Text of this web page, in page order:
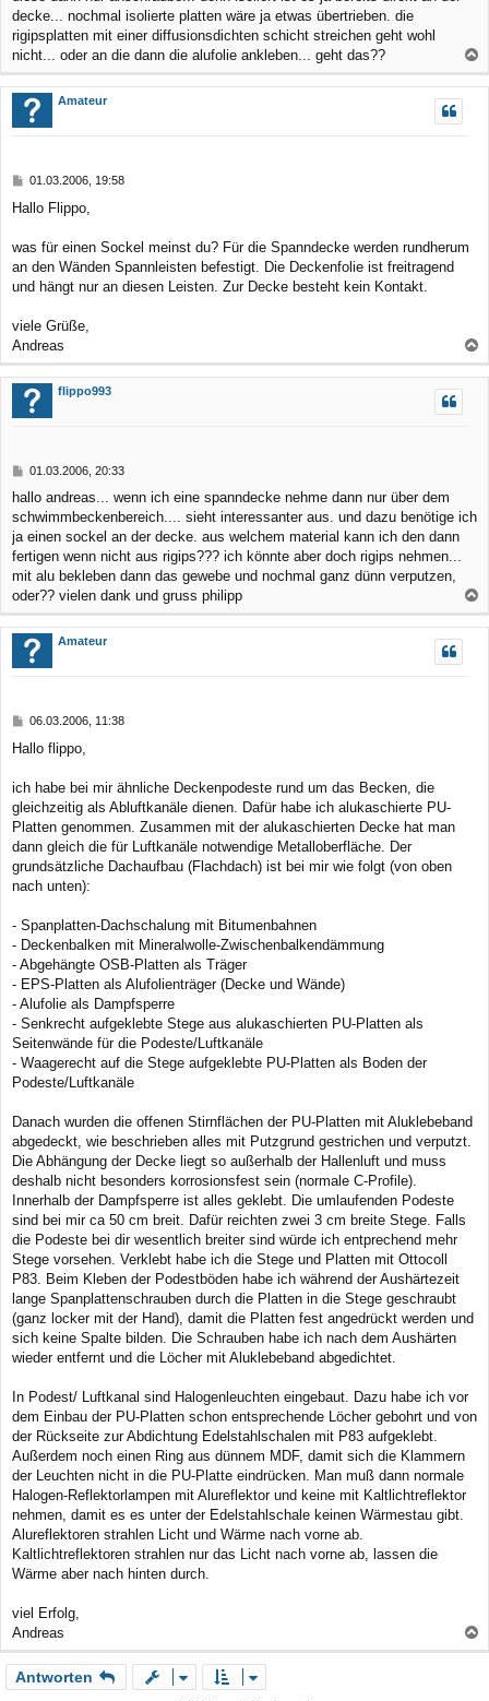
decke... nochmal isolierte platten wäre ja etwas übertrieben. die
rigipsplatten mit einer diffusionsdichten schicht streichen geht wohl
nicht... oder an die dann die alufolie ankleben... geht das??
a
Amateur
B
i
r
a
01.03.2006, 19:58
Hallo Flippo,
was für einen Sockel meinst du? Für die Spanndecke werden rundherum
an den Wänden Spannleisten befestigt. Die Deckenfolie ist freitragend
und hängt nur an diesen Leisten. Zur Decke besteht kein Kontakt.
viele Grüße,
Andreas
a
flippo993
B
i
t
r
a
g
01.03.2006, 20:33
hallo andreas... wenn ich eine spanndecke nehme dann nur über dem
schwimmbeckenbereich.... sieht interessanter aus. und dazu benötige ich
ja einen sockel an der decke. aus welchem material kann ich den dann
fertigen wenn nicht aus rigips??? ich könnte aber doch rigips nehmen...
mit alu bekleben dann das gewebe und nochmal ganz dünn verputzen,
oder?? vielen dank und gruss philipp
a
Amateur
B
i
r
a
06.03.2006, 11:38
Hallo flippo,
ich habe bei mir ähnliche Deckenpodeste rund um das Becken, die
gleichzeitig als Abluftkanäle dienen. Dafür habe ich alukaschierte PU-
Platten genommen. Zusammen mit der alukaschierten Decke hat man
dann gleich die für Luftkanäle notwendige Metalloberfläche. Der
grundsätzliche Dachaufbau (Flachdach) ist bei mir wie folgt (von oben
nach unten):
- Spanplatten-Dachschalung mit Bitumenbahnen
- Deckenbalken mit Mineralwolle-Zwischenbalkendämmung
- Abgehängte OSB-Platten als Träger
- EPS-Platten als Alufolienträger (Decke und Wände)
- Alufolie als Dampfsperre
- Senkrecht aufgeklebte Stege aus alukaschierten PU-Platten als
Seitenwände für die Podeste/Luftkanäle
- Waagerecht auf die Stege aufgeklebte PU-Platten als Boden der
Podeste/Luftkanäle
Danach wurden die offenen Stirnflächen der PU-Platten mit Aluklebeband
abgedeckt, wie beschrieben alles mit Putzgrund gestrichen und verputzt.
Die Abhängung der Decke liegt so außerhalb der Hallenluft und muss
deshalb nicht besonders korrosionsfest sein (normale C-Profile).
Innerhalb der Dampfsperre ist alles geklebt. Die umlaufenden Podeste
sind bei mir ca 50 cm breit. Dafür reichten zwei 3 cm breite Stege. Falls
die Podeste bei dir wesentlich breiter sind würde ich entprechend mehr
Stege vorsehen. Verklebt habe ich die Stege und Platten mit Ottocoll
P83. Beim Kleben der Podestböden habe ich während der Aushärtezeit
lange Spanplattenschrauben durch die Platten in die Stege geschraubt
(ganz locker mit der Hand), damit die Platten fest angedrückt werden und
sich keine Spalte bilden. Die Schrauben habe ich nach dem Aushärten
wieder entfernt und die Löcher mit Aluklebeband abgedichtet.
In Podest/ Luftkanal sind Halogenleuchten eingebaut. Dazu habe ich vor
dem Einbau der PU-Platten schon entsprechende Löcher gebohrt und von
der Rückseite zur Abdichtung Edelstahlschalen mit P83 aufgeklebt.
Außerdem noch einen Ring aus dünnem MDF, damit sich die Klammern
der Leuchten nicht in die PU-Platte eindrücken. Man muß dann normale
Halogen-Reflektorlampen mit Alureflektor und keine mit Kaltlichtreflektor
nehmen, damit es es unter der Edelstahlschale keinen Wärmestau gibt.
Alureflektoren strahlen Licht und Wärme nach vorne ab.
Kaltlichtreflektoren strahlen nur das Licht nach vorne ab, lassen die
Wärme aber nach hinten durch.
viel Erfolg,
Andreas
a
Antworten